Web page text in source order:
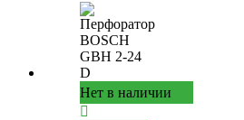
Нет в наличии